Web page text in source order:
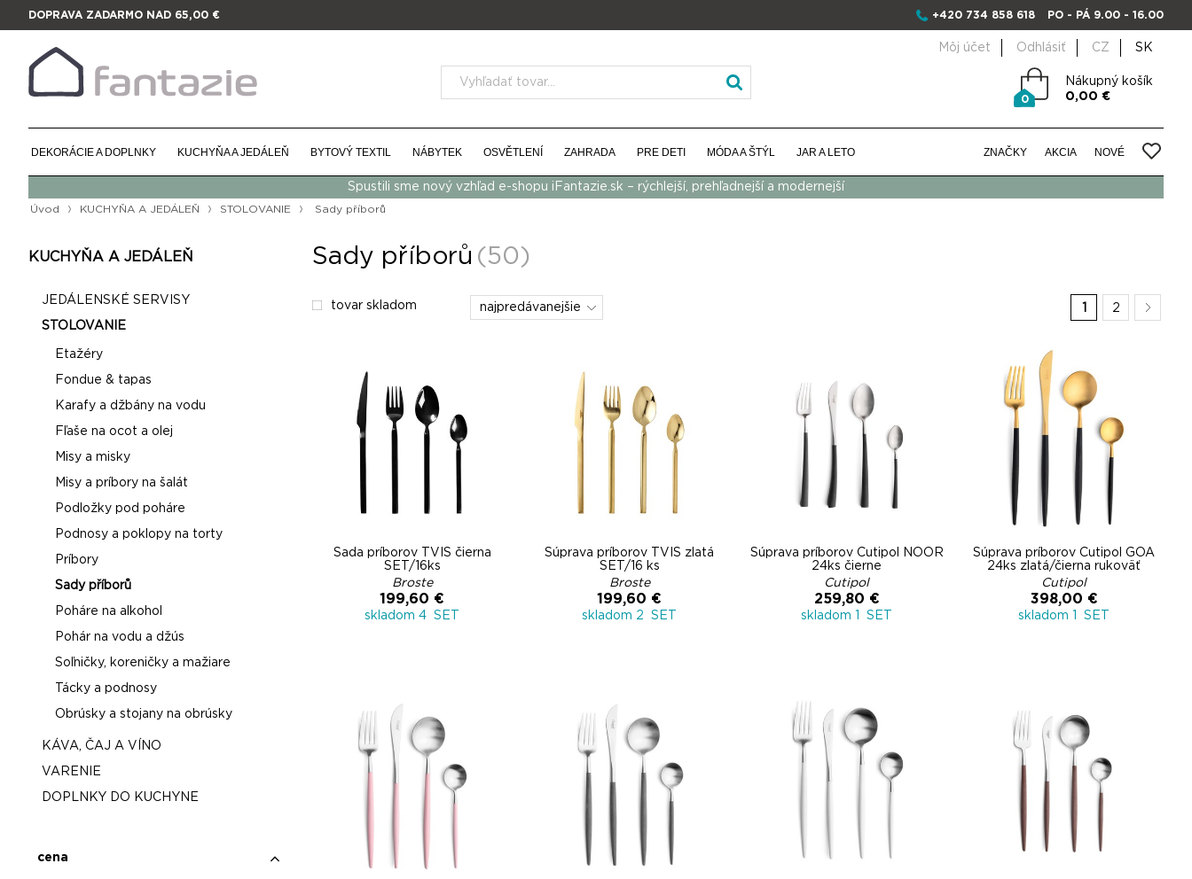
DOPRAVA ZADARMO NAD 65,00 € +420 734 858 618 PO - PÁ 9.00 - 16.00
Môj účet Odhlásiť CZ SK
Nákupný košík
0,00 €
0
DEKORÁCIE A DOPLNKY KUCHYŇA A JEDÁLEŇ BYTOVÝ TEXTIL NÁBYTEK OSVĚTLENÍ ZAHRADA PRE DETI MÓDA A ŠTÝL JAR A LETO ZNAČKY AKCIA NOVÉ
Spustili sme nový vzhľad e-shopu iFantazie.sk – rýchlejší, prehľadnejší a modernejší
Úvod KUCHYŇA A JEDÁLEŇ STOLOVANIE Sady příborů
KUCHYŇA A JEDÁLEŇ
JEDÁLENSKÉ SERVISY
STOLOVANIE
Etažéry
Fondue & tapas
Karafy a džbány na vodu
Fľaše na ocot a olej
Misy a misky
Misy a príbory na šalát
Podložky pod poháre
Podnosy a poklopy na torty
Príbory
Sady příborů
Poháre na alkohol
Pohár na vodu a džús
Soľničky, koreničky a mažiare
Tácky a podnosy
Obrúsky a stojany na obrúsky
KÁVA, ČAJ A VÍNO
VARENIE
DOPLNKY DO KUCHYNE
cena
Sady příborů (50)
tovar skladom 2
Sada príborov TVIS čierna
SET/16ks
Broste
199,60 €
skladom 4 SET
Súprava príborov TVIS zlatá
SET/16 ks
Broste
199,60 €
skladom 2 SET
Súprava príborov Cutipol NOOR
24ks čierne
Cutipol
259,80 €
skladom 1 SET
Súprava príborov Cutipol GOA
24ks zlatá/čierna rukoväť
Cutipol
398,00 €
skladom 1 SET